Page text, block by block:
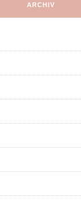
ARCHIV